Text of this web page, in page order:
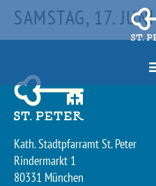
SAMSTAG, 17. JUNI
Kath. Stadtpfarramt St. Peter
Rindermarkt 1
80331 München